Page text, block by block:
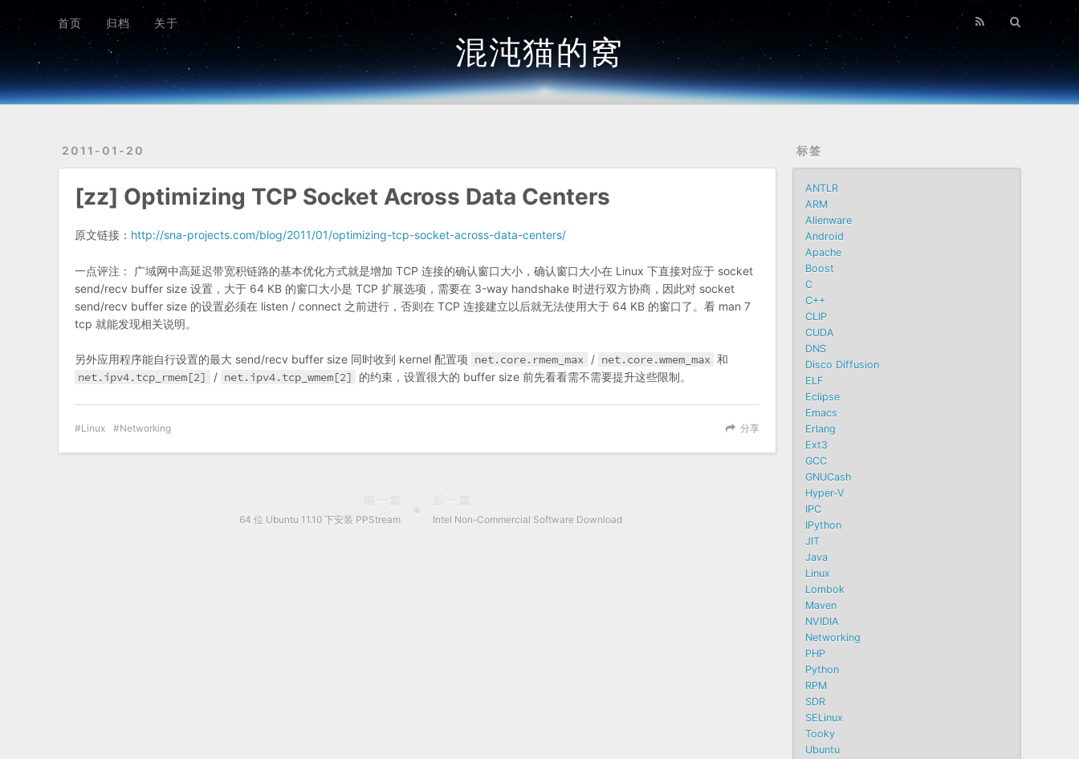
混沌猫的窝
首页 归档 关于
2011-01-20
[zz] Optimizing TCP Socket Across Data Centers
原文链接： http://sna-projects.com/blog/2011/01/optimizing-tcp-socket-across-data-centers/
一点评注： 广域网中高延迟带宽积链路的基本优化方式就是增加 TCP 连接的确认窗口大小，确认窗口大小在 Linux 下直接对应于 socket
send/recv buffer size 设置，大于 64 KB 的窗口大小是 TCP 扩展选项，需要在 3-way handshake 时进行双方协商，因此对 socket
send/recv buffer size 的设置必须在 listen / connect 之前进行，否则在 TCP 连接建立以后就无法使用大于 64 KB 的窗口了。看 man 7
tcp 就能发现相关说明。
另外应用程序能自行设置的最大 send/recv buffer size 同时收到 kernel 配置项 net.core.rmem_max / net.core.wmem_max 和
net.ipv4.tcp_rmem[2] / net.ipv4.tcp_wmem[2] 的约束，设置很大的 buffer size 前先看看需不需要提升这些限制。
分享
Linux Networking
前一篇
64 位 Ubuntu 11.10 下安装 PPStream
后一篇
Intel Non-Commercial Software Download
标签
ANTLR
ARM
Alienware
Android
Apache
Boost
C
C++
CLIP
CUDA
DNS
Disco Diffusion
ELF
Eclipse
Emacs
Erlang
Ext3
GCC
GNUCash
Hyper-V
IPC
IPython
JIT
Java
Linux
Lombok
Maven
NVIDIA
Networking
PHP
Python
RPM
SDR
SELinux
Tooky
Ubuntu
归档 关于